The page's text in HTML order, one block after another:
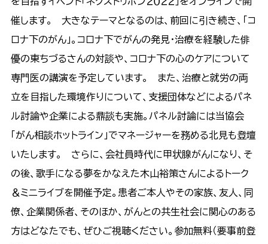
催します。 大きなテーマとなるのは、前回に引き続き、「コ
ロナ下のがん」。コロナ下でがんの発見・治療を経験した俳
優の東ちづるさんの対談や、コロナ下の心のケアについて
専門医の講演を予定しています。 また、治療と就労の両
立を目指した環境作りについて、支援団体などによるパネ
ル討論や企業による鼎談も実施。パネル討論には当協会
「がん相談ホットライン」でマネージャーを務める北見も登壇
いたします。 さらに、会社員時代に甲状腺がんになり、そ
の後、歌手になる夢をかなえた木山裕策さんによるトーク
＆ミニライブを開催予定。患者ご本人やその家族、友人、同
僚、企業関係者、そのほか、がんとの共生社会に関心のある
方はどなたでも、ぜひご視聴ください。参加無料（要事前登